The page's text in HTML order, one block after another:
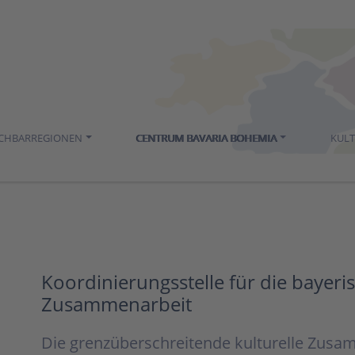
CENTRUM BAVARIA BOHEMIA
Koordinierungsstelle für die
Zusammenarbeit
Die grenzüberschreitende kulturelle